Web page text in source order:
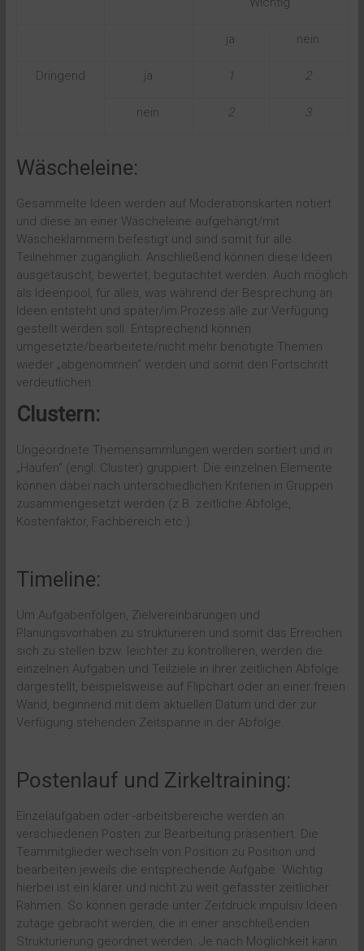
ja nein
Dringend ja 1 2
nein 2 3
Wäscheleine:
Gesammelte Ideen werden auf Moderationskarten notiert
und diese an einer Wäscheleine aufgehängt/mit
Wäscheklammern befestigt und sind somit für alle
Teilnehmer zugänglich. Anschließend können diese Ideen
ausgetauscht, bewertet, begutachtet werden. Auch möglich
als Ideenpool, für alles, was während der Besprechung an
Ideen entsteht und später/im Prozess alle zur Verfügung
gestellt werden soll. Entsprechend können
umgesetzte/bearbeitete/nicht mehr benötigte Themen
wieder „abgenommen“ werden und somit den Fortschritt
verdeutlichen.
Clustern:
Ungeordnete Themensammlungen werden sortiert und in
„Haufen“ (engl. Cluster) gruppiert. Die einzelnen Elemente
können dabei nach unterschiedlichen Kriterien in Gruppen
zusammengesetzt werden (z.B. zeitliche Abfolge,
Kostenfaktor, Fachbereich etc.).
Timeline:
Um Aufgabenfolgen, Zielvereinbarungen und
Planungsvorhaben zu strukturieren und somit das Erreichen
sich zu stellen bzw. leichter zu kontrollieren, werden die
einzelnen Aufgaben und Teilziele in ihrer zeitlichen Abfolge
dargestellt, beispielsweise auf Flipchart oder an einer freien
Wand, beginnend mit dem aktuellen Datum und der zur
Verfügung stehenden Zeitspanne in der Abfolge.
Postenlauf und Zirkeltraining:
Einzelaufgaben oder -arbeitsbereiche werden an
verschiedenen Posten zur Bearbeitung präsentiert. Die
Teammitglieder wechseln von Position zu Position und
bearbeiten jeweils die entsprechende Aufgabe. Wichtig
hierbei ist ein klarer und nicht zu weit gefasster zeitlicher
Rahmen. So können gerade unter Zeitdruck impulsiv Ideen
zutage gebracht werden, die in einer anschließenden
Strukturierung geordnet werden. Je nach Möglichkeit kann